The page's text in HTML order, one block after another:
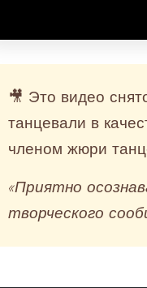
🎥 Это видео
танцевали в
членом жюри
«Приятно
творческого